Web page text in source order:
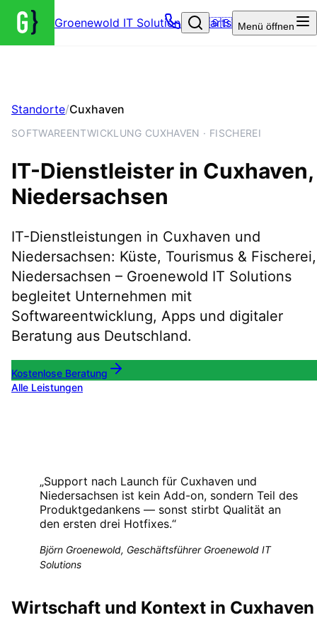
Groenewold IT Solutions – Startseite
🇬🇧 Menü öffnen
Standorte/Cuxhaven
SOFTWAREENTWICKLUNG CUXHAVEN · FISCHEREI
IT-Dienstleister in Cuxhaven,
Niedersachsen
IT-Dienstleistungen in Cuxhaven und
Niedersachsen: Küste, Tourismus & Fischerei,
Niedersachsen – Groenewold IT Solutions
begleitet Unternehmen mit
Softwareentwicklung, Apps und digitaler
Beratung aus Deutschland.
Kostenlose Beratung
Alle Leistungen
„Support nach Launch für Cuxhaven und
Niedersachsen ist kein Add-on, sondern Teil des
Produktgedankens — sonst stirbt Qualität an
den ersten drei Hotfixes.“
Björn Groenewold, Geschäftsführer Groenewold IT
Solutions
Wirtschaft und Kontext in Cuxhaven